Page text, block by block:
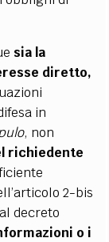
sia la
diretto,
in
, non
richiedente
2-bis
decreto
o i